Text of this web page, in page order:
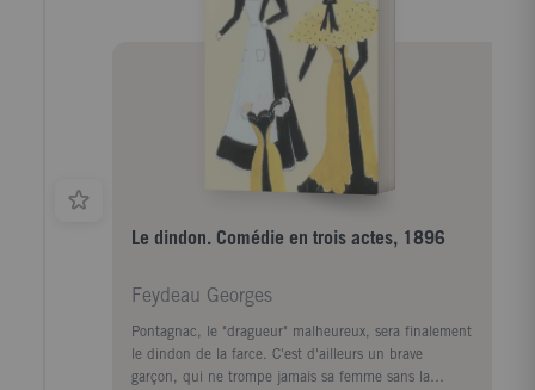
à l'écran - Vers le bac : sujets d'entraînement
GROUPEMENTS DE TEXTES - L'inconstance
amoureuse - Du bien-fondé des lois - Rhétoriques de
Le dindon. Comédie en trois actes, 1896
Feydeau Georges
Pontagnac, le "dragueur" malheureux, sera finalement
le dindon de la farce. C'est d'ailleurs un brave
garçon, qui ne trompe jamais sa femme sans la